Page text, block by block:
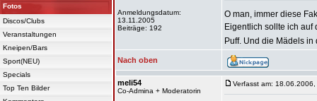
Fotos
Discos/Clubs
Veranstaltungen
Kneipen/Bars
Sport(NEU)
Specials
Top Ten Bilder
Anmeldungsdatum:
13.11.2005
Beiträge: 192
O man, immer diese
Eigentlich sollte ich auf
Puff. Und die Mädels
Nach oben
meli54
Co-Admina + Moderatorin
Verfasst am: